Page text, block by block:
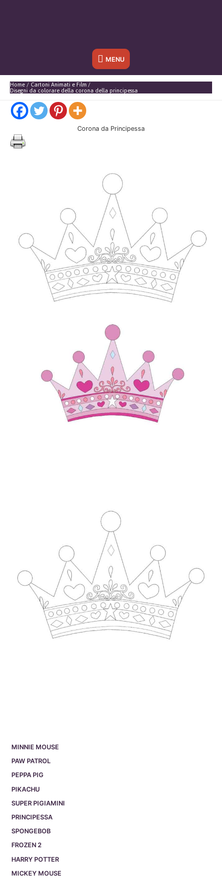
Sotto
l'header
MENU
Home Cartoni Animati e Film
Disegni da colorare della corona della principessa
MINNIE MOUSE
PAW PATROL
PEPPA PIG
PIKACHU
SUPER PIGIAMINI
PRINCIPESSA
SPONGEBOB
FROZEN 2
HARRY POTTER
MICKEY MOUSE
Corona da Principessa